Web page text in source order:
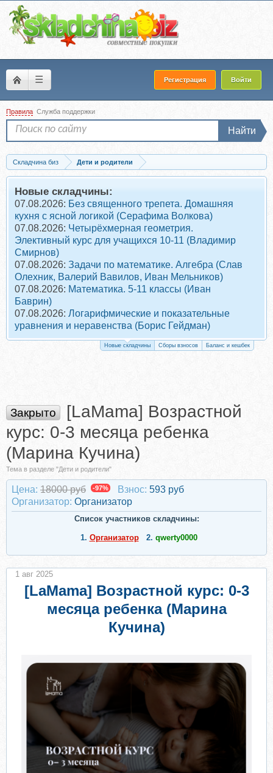
☰ Регистрация Войти
Правила Служба поддержки
Найти
Складчина биз
Дети и родители
Скачать [LaMama] Возрастной курс: 0-3 месяца ребенка (Марина Кучина)
Новые складчины:
07.08.2026: Без священного трепета. Домашняя
кухня с ясной логикой (Серафима Волкова)
07.08.2026: Четырёхмерная геометрия.
Элективный курс для учащихся 10-11 (Владимир
Смирнов)
07.08.2026: Задачи по математике. Алгебра (Слав
Олехник, Валерий Вавилов, Иван Мельников)
07.08.2026: Математика. 5-11 классы (Иван
Баврин)
07.08.2026: Логарифмические и показательные
уравнения и неравенства (Борис Гейдман)
Новые складчины Сборы взносов Баланс и кешбек
Закрыто
[LaMama] Возрастной
курс: 0-3 месяца ребенка
(Марина Кучина)
Тема в разделе "Дети и родители"
Цена: 18000 руб -97% Взнос: 593 руб
Организатор: Организатор
Список участников складчины:
1. Организатор 2. qwerty0000
[LaMama] Возрастной курс: 0-3
месяца ребенка (Марина
Кучина)
1 авг 2025